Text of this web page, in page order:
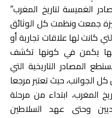
الغميسة لتاريخ المغرب”
جمعت ونظمت كل الوثائق
كانت لها علاقات تجارية أو
يكمن في كونها تكشف
المصادر التاريخية التي
الجوانب، حيث تعتبر مرجعا
المغرب، ابتداء من مرحلة
وحتى عهد السلاطين